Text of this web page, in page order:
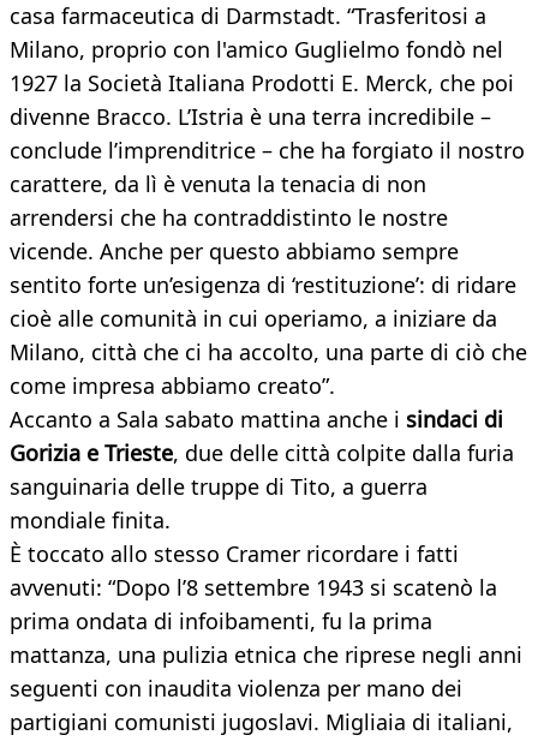
casa farmaceutica di Darmstadt. “Trasferitosi a
Milano, proprio con l'amico Guglielmo fondò nel
1927 la Società Italiana Prodotti E. Merck, che poi
divenne Bracco. L’Istria è una terra incredibile –
conclude l’imprenditrice – che ha forgiato il nostro
carattere, da lì è venuta la tenacia di non
arrendersi che ha contraddistinto le nostre
vicende. Anche per questo abbiamo sempre
sentito forte un’esigenza di ‘restituzione’: di ridare
cioè alle comunità in cui operiamo, a iniziare da
Milano, città che ci ha accolto, una parte di ciò che
come impresa abbiamo creato”.
Accanto a Sala sabato mattina anche i sindaci di
Gorizia e Trieste, due delle città colpite dalla furia
sanguinaria delle truppe di Tito, a guerra
mondiale finita.
È toccato allo stesso Cramer ricordare i fatti
avvenuti: “Dopo l’8 settembre 1943 si scatenò la
prima ondata di infoibamenti, fu la prima
mattanza, una pulizia etnica che riprese negli anni
seguenti con inaudita violenza per mano dei
partigiani comunisti jugoslavi. Migliaia di italiani,